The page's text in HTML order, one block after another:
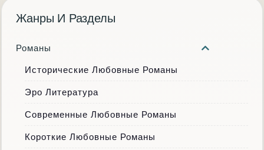
Жанры И Разделы
Романы
Исторические Любовные Романы
Эро Литература
Современные Любовные Романы
Короткие Любовные Романы